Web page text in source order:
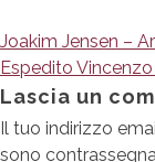
articoli
Joakim Jensen –
Espedito Vincenzo
Lascia un
Il tuo indirizzo
sono